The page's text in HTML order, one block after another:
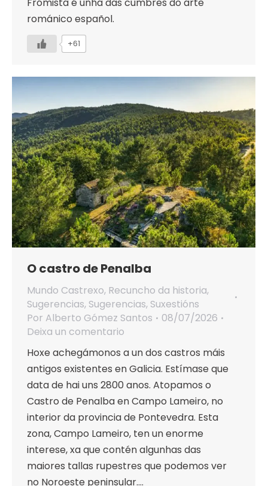
Frómista é unha das cumbres do arte
románico español.
+61
O castro de Penalba
Mundo Castrexo, Recuncho da historia,
Sugerencias, Sugerencias, Suxestións
Por Alberto Gómez Santos
08/07/2026
Deixa un comentario
Hoxe achegámonos a un dos castros máis
antigos existentes en Galicia. Estímase que
data de hai uns 2800 anos. Atopamos o
Castro de Penalba en Campo Lameiro, no
interior da provincia de Pontevedra. Esta
zona, Campo Lameiro, ten un enorme
interese, xa que contén algunhas das
maiores tallas rupestres que podemos ver
no Noroeste peninsular.…